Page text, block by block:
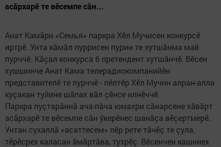
асăрхарӗ те вӗсемпе сăн...
Анат Камăри «Семья» паркра Хӗл Мучисен конкурсӗ
иртрӗ. Унта кăмăл пуррисен пурин те хутшăнма май
пурччӗ. Кăçал конкурса 6 претендент хутшăнчӗ. Вӗсен
хушшинче Анат Кама телерадио­компанийӗн
представителӗ те пурччӗ - пӗлтӗр Хӗл Мучин алран-алла
куçакан туйине шăпах вăл çӗнсе илнӗччӗ.
Паркра пуçтарăннă ача-пăча юмахри сăнарсене хăвăрт
асăрхарӗ те вӗсемпе сăн ӳкерӗнес шанăçа вӗçертмерӗ.
Унтан сухаллă «асаттесем» пӗр рете тăчӗç те çула,
тӗрӗсрех каласан ăмăртăва, тухрӗç. Вӗсенчен кашниех